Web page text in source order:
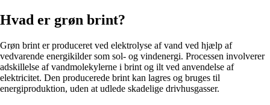
Hvad er grøn brint?
Grøn brint er produceret ved elektrolyse af vand ved hjælp af
vedvarende energikilder som sol- og vindenergi. Processen involverer
adskillelse af vandmolekylerne i brint og ilt ved anvendelse af
elektricitet. Den producerede brint kan lagres og bruges til
energiproduktion, uden at udlede skadelige drivhusgasser.